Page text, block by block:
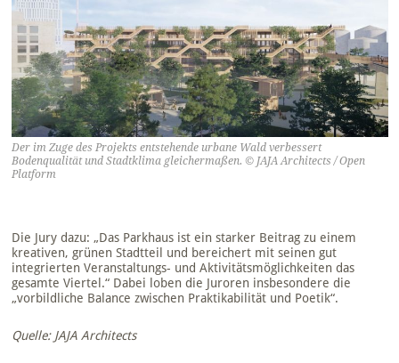
Der im Zuge des Projekts entstehende urbane Wald verbessert
Bodenqualität und Stadtklima gleichermaßen. © JAJA Architects / Open
Platform
Die Jury dazu: „Das Parkhaus ist ein starker Beitrag zu einem
kreativen, grünen Stadtteil und bereichert mit seinen gut
integrierten Veranstaltungs- und Aktivitätsmöglichkeiten das
gesamte Viertel.“ Dabei loben die Juroren insbesondere die
„vorbildliche Balance zwischen Praktikabilität und Poetik“.
Quelle: JAJA Architects